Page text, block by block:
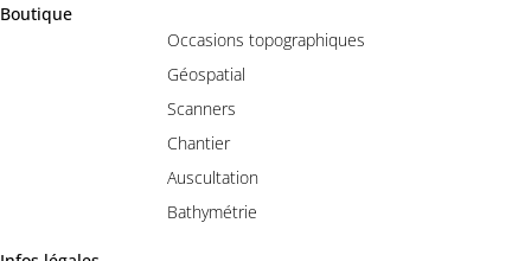
Boutique
Occasions topographiques
Géospatial
Scanners
Chantier
Auscultation
Bathymétrie